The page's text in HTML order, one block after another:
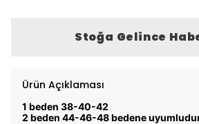
Stoğa Gelince
Ürün Açıklaması
1 beden 38-40-42
2 beden 44-46-48 bedene